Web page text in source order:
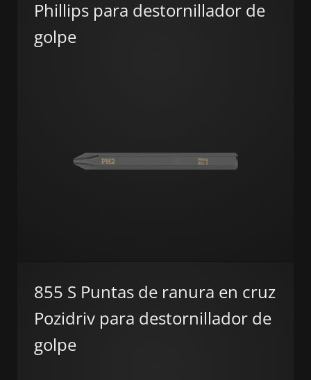
Phillips para destornillador de
golpe
855 S Puntas de ranura en cruz
Pozidriv para destornillador de
golpe